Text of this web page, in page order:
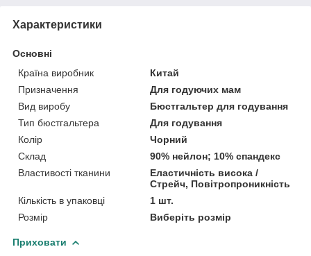
Характеристики
Основні
Країна виробник
Китай
Призначення
Для годуючих мам
Вид виробу
Бюстгальтер для годування
Тип бюстгальтера
Для годування
Колір
Чорний
Склад
90% нейлон; 10% спандекс
Властивості тканини
Еластичність висока /
Стрейч, Повітропроникність
Кількість в упаковці
1 шт.
Розмір
Виберіть розмір
Приховати